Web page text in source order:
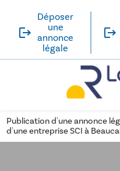
logout
Déposer
une
annonce
légale
logout
Publication d'une annonce
d'une entreprise SCI à